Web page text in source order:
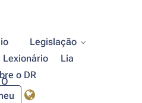
Legislação
Lexionário
Lia
o DR
O